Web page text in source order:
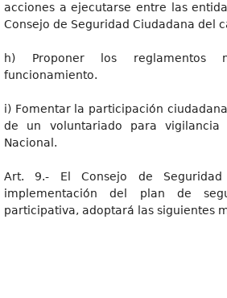
acciones a ejecutarse entre las
Consejo de Seguridad Ciudadana del
h) Proponer los reglamentos
funcionamiento.
i) Fomentar la participación
de un voluntariado para
Nacional.
Art. 9.- El Consejo de
implementación del plan de
participativa, adoptará las siguientes